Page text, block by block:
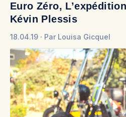
Euro Zéro,
Kévin Plessis
18.04.19 Par Louisa Gicquel